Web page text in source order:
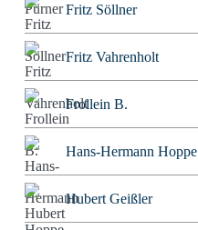
Fritz Söllner
Fritz Vahrenholt
Frollein B.
Hans-Hermann Hoppe
Hubert Geißler